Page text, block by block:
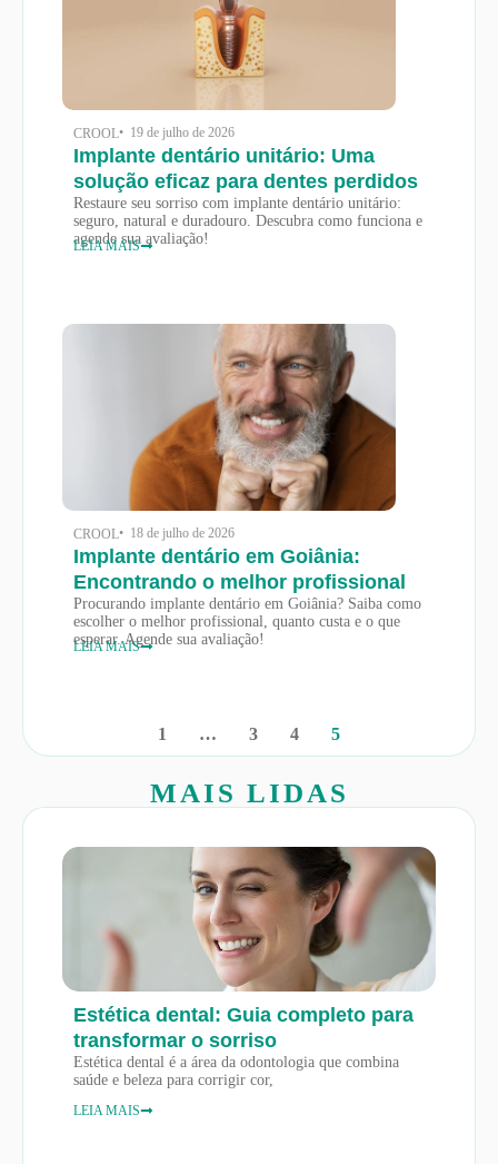
CROOL• 19 de julho de 2026
Implante dentário unitário: Uma
solução eficaz para dentes perdidos
Restaure seu sorriso com implante dentário unitário:
seguro, natural e duradouro. Descubra como funciona e
agende sua avaliação!
LEIA MAIS
CROOL• 18 de julho de 2026
Implante dentário em Goiânia:
Encontrando o melhor profissional
Procurando implante dentário em Goiânia? Saiba como
escolher o melhor profissional, quanto custa e o que
esperar. Agende sua avaliação!
LEIA MAIS
1 … 3 4 5
MAIS LIDAS
Estética dental: Guia completo para
transformar o sorriso
Estética dental é a área da odontologia que combina
saúde e beleza para corrigir cor,
LEIA MAIS